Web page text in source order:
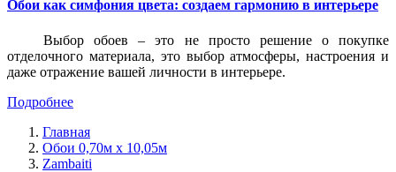
Обои как симфония цвета: создаем гармонию в интерьере
Выбор обоев – это не просто решение о покупке
отделочного материала, это выбор атмосферы, настроения и
даже отражение вашей личности в интерьере.
Подробнее
Главная
Обои 0,70м x 10,05м
Zambaiti